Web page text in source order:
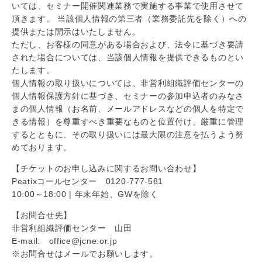
いては、セミナー開催関連業務で実施する事業で使用させて
頂きます。 当該個人情報の第三者（業務委託先を除く）への
提供または開示はいたしません。
ただし、お客様の同意がある場合および、法令に基づき要請
された場合については、当該個人情報を提供できるものとい
たします。
個人情報の取り扱いについては、非営利組織評価センターの
個人情報保護方針に基づき、セミナーの参加申込者のみなさ
まの個人情報（お名前、メールアドレスなどの個人を特定で
きる情報）を尊重すべき重要なものと位置付け、厳重に管理
するとともに、その取り扱いには最大限の注意を払うよう努
めております。
【チケットのお申し込みに関するお問い合わせ】
Peatixコールセンター 0120-777-581
10:00～18:00 | 年末年始、GWを除く
【お問合せ先】
非営利組織評価センター 山田
E-mail: office@jcne.or.jp
※お問合せはメールでお願いします。